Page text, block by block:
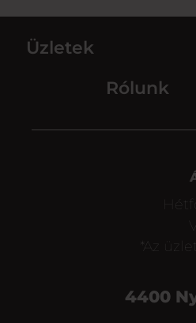
Üzletek
Rólunk
*Az
4400